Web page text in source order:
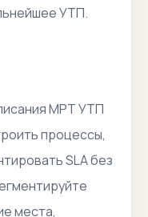
УТП.
МРТ УТП
процессы,
SLA без
места,